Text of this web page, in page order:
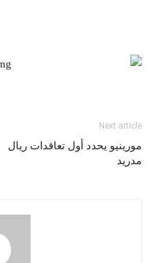
Next article
مورينيو يحدد أول تعاقدات ريال
مدريد